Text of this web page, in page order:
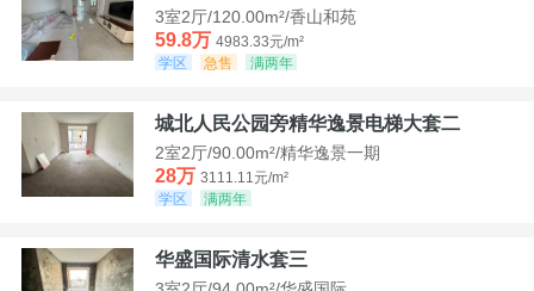
3室2厅/120.00m²/香山和苑
59.8万 4983.33元/m²
学区
急售 满两年
城北人民公园旁精华逸景电梯大套二
2室2厅/90.00m²/精华逸景一期
28万 3111.11元/m²
学区
满两年
华盛国际清水套三